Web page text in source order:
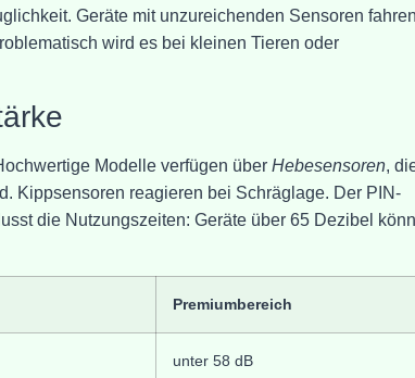
Geräte mit unzureichenden Sensoren
wird es bei kleinen Tieren oder
Modelle verfügen über Hebesensoren,
Kippsensoren reagieren bei Schräglage. Der PIN-
die Nutzungszeiten: Geräte über 65 Dezibel
Premiumbereich
unter 58 dB